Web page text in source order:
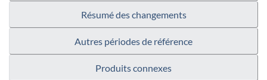
Résumé des changements
Autres périodes de référence
Produits connexes